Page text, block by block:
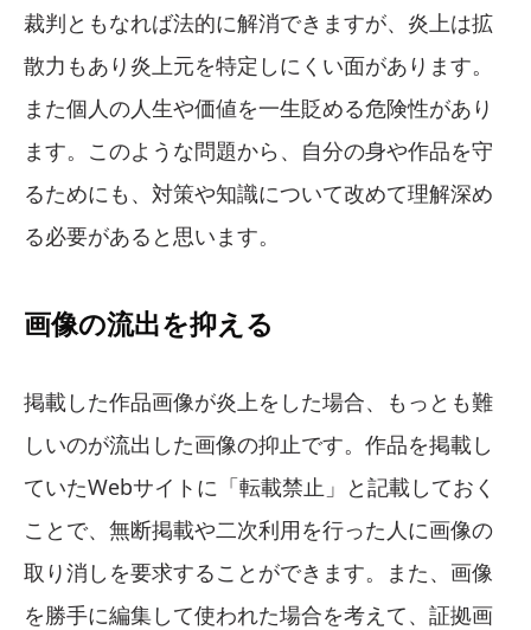
裁判ともなれば法的に解消できますが、炎上は拡
散力もあり炎上元を特定しにくい面があります。
また個人の人生や価値を一生貶める危険性があり
ます。このような問題から、自分の身や作品を守
るためにも、対策や知識について改めて理解深め
る必要があると思います。
画像の流出を抑える
掲載した作品画像が炎上をした場合、もっとも難
しいのが流出した画像の抑止です。作品を掲載し
ていたWebサイトに「転載禁止」と記載しておく
ことで、無断掲載や二次利用を行った人に画像の
取り消しを要求することができます。また、画像
を勝手に編集して使われた場合を考えて、証拠画